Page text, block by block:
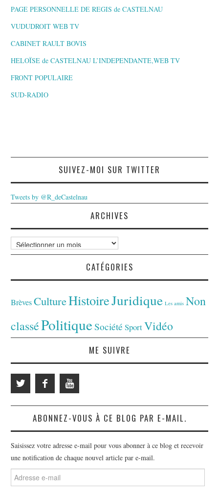
PAGE PERSONNELLE DE REGIS de CASTELNAU
VUDUDROIT WEB TV
CABINET RAULT BOVIS
HELOÏSE de CASTELNAU L’INDEPENDANTE,WEB TV
FRONT POPULAIRE
SUD-RADIO
SUIVEZ-MOI SUR TWITTER
Tweets by @R_deCastelnau
ARCHIVES
Archives
CATÉGORIES
Brèves CultureHistoireJuridique Les amis Non
classéPolitiqueSociété SportVidéo
ME SUIVRE
ABONNEZ-VOUS À CE BLOG PAR E-MAIL.
Saisissez votre adresse e-mail pour vous abonner à ce blog et recevoir
une notification de chaque nouvel article par e-mail.
Adresse
e-